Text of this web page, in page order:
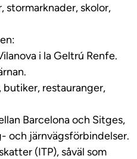
stormarknader, skolor,
i la Geltrú Renfe.
restauranger,
Barcelona och Sitges,
och järnvägsförbindelser.
(ITP), såväl som